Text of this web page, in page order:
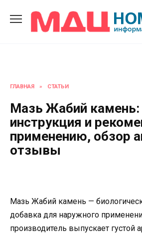
содержанию
ГЛАВНАЯ » СТАТЬИ
Мазь Жабий камень:
инструкция и
применению, обзор
отзывы
Мазь Жабий камень —
добавка для наружного
производитель выпускает густой